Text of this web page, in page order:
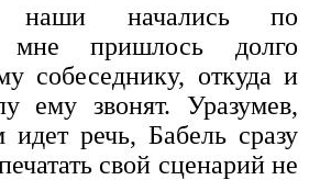
наши начались по
пришлось долго
собеседнику, откуда и
ему звонят. Уразумев,
речь, Бабель сразу
свой сценарий не